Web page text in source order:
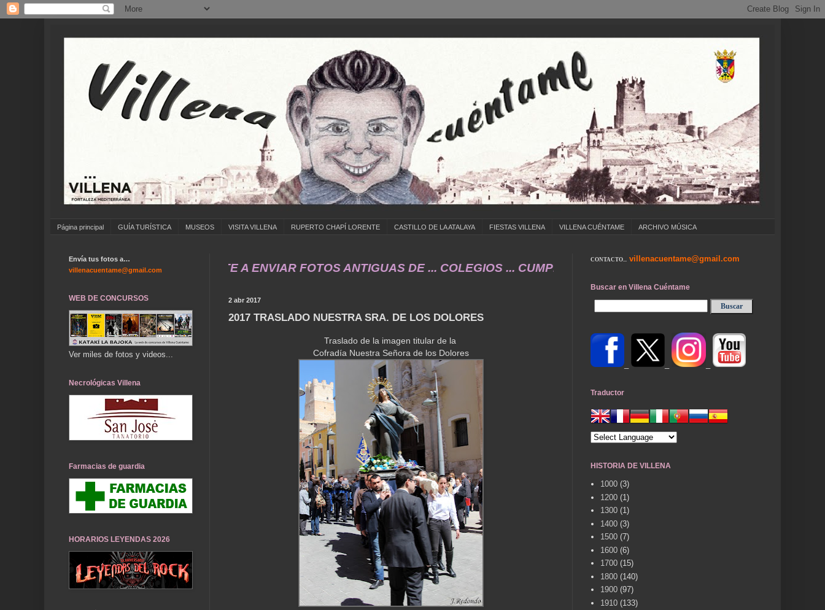
Página principal GUÍA TURÍSTICA MUSEOS VISITA VILLENA RUPERTO CHAPÍ LORENTE CASTILLO DE LA ATALAYA FIESTAS VILLENA VILLENA CUÉNTAME ARCHIVO MÚSICA
... ANÍMATE A ENVIAR FOTOS ANTIGUAS DE ... COLEGIOS ... CUMPLEAÑOS ... CARNAVAL ... FERIA DE ATRACCIONES ...
2 abr 2017
2017 TRASLADO NUESTRA SRA. DE LOS DOLORES
Traslado de la imagen titular de la
Cofradía Nuestra Señora de los Dolores
Envía tus fotos a…
villenacuentame@gmail.com
WEB DE CONCURSOS
Ver miles de fotos y videos...
Necrológicas Villena
Farmacias de guardia
HORARIOS LEYENDAS 2026
CONTACTO... villenacuentame@gmail.com
Buscar en Villena Cuéntame
Traductor
HISTORIA DE VILLENA
1000 (3)
1200 (1)
1300 (1)
1400 (3)
1500 (7)
1600 (6)
1700 (15)
1800 (140)
1900 (97)
1910 (133)